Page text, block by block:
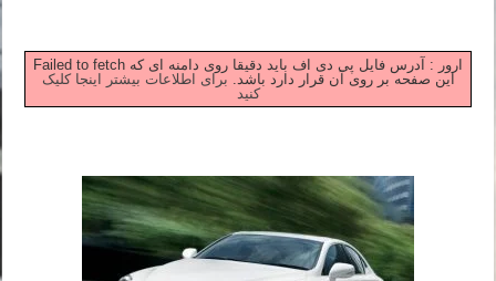
Failed to fetch ارور : آدرس فایل پی دی اف باید دقیقا روی دامنه ای که
این صفحه بر روی آن قرار دارد باشد. برای اطلاعات بیشتر اینجا کلیک
کنید